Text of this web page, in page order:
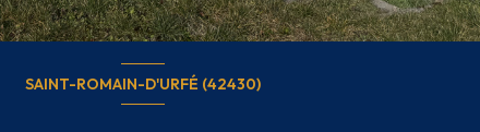
SAINT-ROMAIN-D'URFÉ (42430)